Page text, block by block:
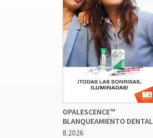
OPALESCENCE™
BLANQUEAMIENTO DENTAL
8.2026